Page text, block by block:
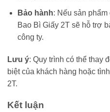
Bảo hành: Nếu sản phẩm
Bao Bì Giấy 2T sẽ hỗ trợ
công ty.
Lưu ý: Quy trình có thể thay
biệt của khách hàng hoặc
2T.
Kết luận